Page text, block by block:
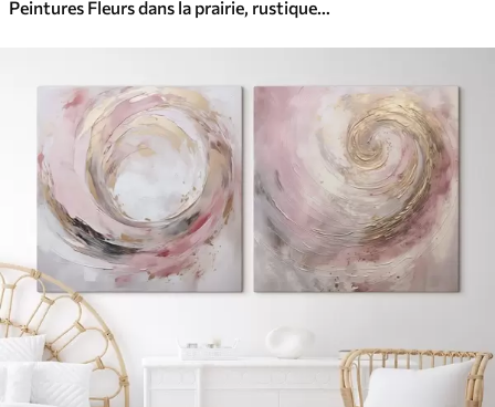
Peintures Fleurs dans la prairie, rustique, style acrylique